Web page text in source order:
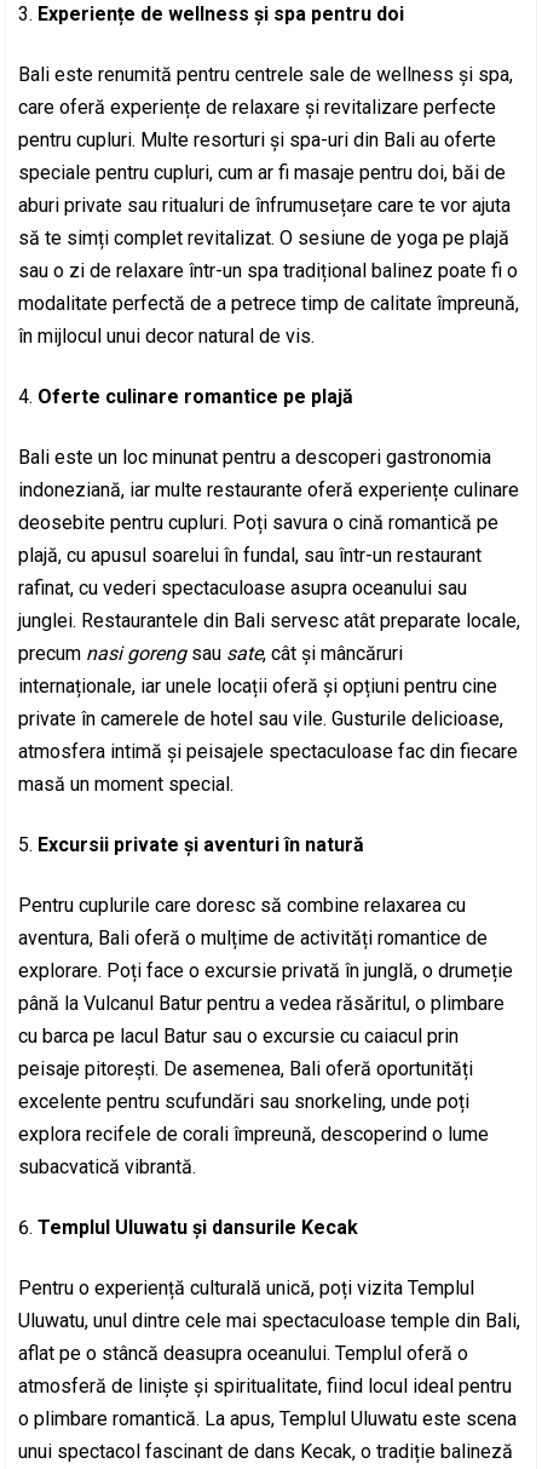
Experiențe de wellness și spa pentru doi
Bali este renumită pentru centrele sale de wellness și spa,
care oferă experiențe de relaxare și revitalizare perfecte
pentru cupluri. Multe resorturi și spa-uri din Bali au oferte
speciale pentru cupluri, cum ar fi masaje pentru doi, băi de
aburi private sau ritualuri de înfrumusețare care te vor ajuta
să te simți complet revitalizat. O sesiune de yoga pe plajă
sau o zi de relaxare într-un spa tradițional balinez poate fi o
modalitate perfectă de a petrece timp de calitate împreună,
în mijlocul unui decor natural de vis.
Oferte culinare romantice pe plajă
Bali este un loc minunat pentru a descoperi gastronomia
indoneziană, iar multe restaurante oferă experiențe culinare
deosebite pentru cupluri. Poți savura o cină romantică pe
plajă, cu apusul soarelui în fundal, sau într-un restaurant
rafinat, cu vederi spectaculoase asupra oceanului sau
junglei. Restaurantele din Bali servesc atât preparate locale,
precum nasi gorengsau sate, cât și mâncăruri
internaționale, iar unele locații oferă și opțiuni pentru cine
private în camerele de hotel sau vile. Gusturile delicioase,
atmosfera intimă și peisajele spectaculoase fac din fiecare
masă un moment special.
Excursii private și aventuri în natură
Pentru cuplurile care doresc să combine relaxarea cu
aventura, Bali oferă o mulțime de activități romantice de
explorare. Poți face o excursie privată în junglă, o drumeție
până la Vulcanul Batur pentru a vedea răsăritul, o plimbare
cu barca pe lacul Batur sau o excursie cu caiacul prin
peisaje pitorești. De asemenea, Bali oferă oportunități
excelente pentru scufundări sau snorkeling, unde poți
explora recifele de corali împreună, descoperind o lume
subacvatică vibrantă.
Templul Uluwatu și dansurile Kecak
Pentru o experiență culturală unică, poți vizita Templul
Uluwatu, unul dintre cele mai spectaculoase temple din Bali,
aflat pe o stâncă deasupra oceanului. Templul oferă o
atmosferă de liniște și spiritualitate, fiind locul ideal pentru
o plimbare romantică. La apus, Templul Uluwatu este scena
unui spectacol fascinant de dans Kecak, o tradiție balineză